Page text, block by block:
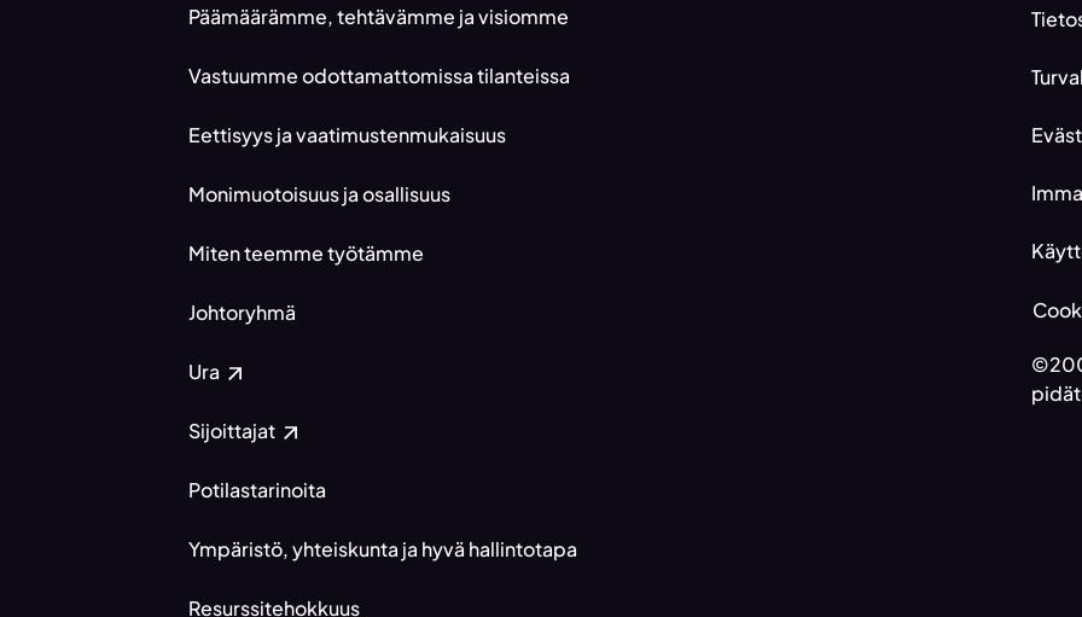
Päämäärämme, tehtävämme ja visiomme
Vastuumme odottamattomissa tilanteissa
Eettisyys ja vaatimustenmukaisuus
Monimuotoisuus ja osallisuus
Miten teemme työtämme
Johtoryhmä
Ura
Sijoittajat
Potilastarinoita
Ympäristö, yhteiskunta ja hyvä hallintotapa
Resurssitehokkuus